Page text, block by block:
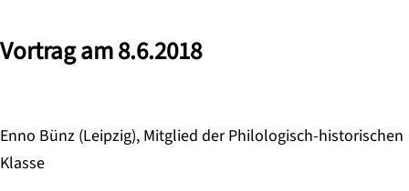
Vortrag am 8.6.2018
Enno Bünz (Leipzig), Mitglied der Philologisch-historischen
Klasse